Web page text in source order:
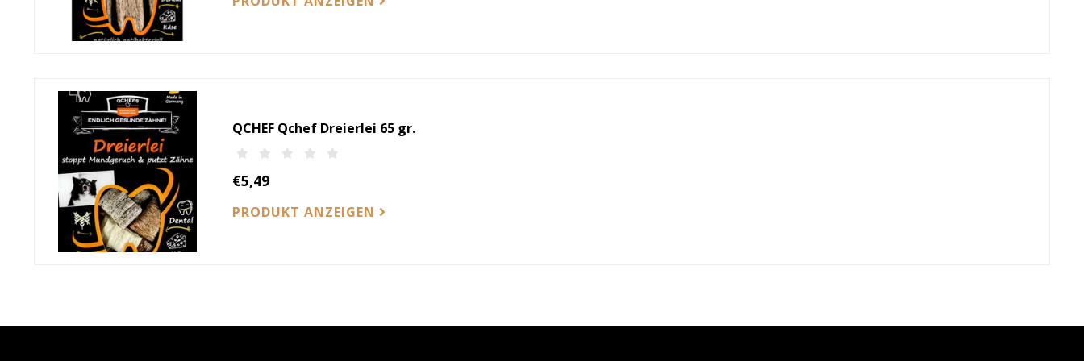
QCHEF Qchef Dreierlei 65 gr.
€5,49
PRODUKT ANZEIGEN